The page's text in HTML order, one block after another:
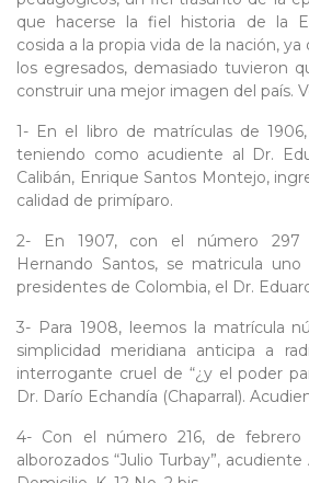
que hacerse la fiel historia de la
cosida a la propia vida de la nación,
los egresados, demasiado tuvieron
construir una mejor imagen del país.
1- En el libro de matrículas de
teniendo como acudiente al Dr.
Calibán, Enrique Santos Montejo,
calidad de primíparo.
2- En 1907, con el número 297
Hernando Santos, se matricula
presidentes de Colombia, el Dr.
3- Para 1908, leemos la matrícula
simplicidad meridiana anticipa a
interrogante cruel de “¿y el poder
Dr. Darío Echandía (Chaparral).
4- Con el número 216, de febrero
alborozados “Julio Turbay”,